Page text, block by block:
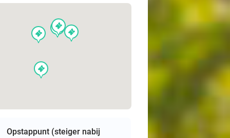
events
events
events
events
events
Opstappunt (steiger nabij